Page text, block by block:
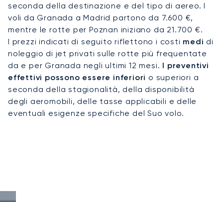
a testimonianza del nostro impegno
fondamentale per la sicurezza. Questa dedizione
all'eccellenza operativa garantisce la massima
tranquillità, offrendo i più alti standard di
sicurezza per il tuo volo per Granada.
seconda della destinazione e del tipo di aereo. I
voli da Granada a Madrid partono da 7.600 €,
mentre le rotte per Poznan iniziano da 21.700 €.
I prezzi indicati di seguito riflettono i costi medi di
noleggio di jet privati sulle rotte più frequentate
da e per Granada negli ultimi 12 mesi. I preventivi
effettivi possono essere inferiori o superiori a
seconda della stagionalità, della disponibilità
degli aeromobili, delle tasse applicabili e delle
eventuali esigenze specifiche del Suo volo.